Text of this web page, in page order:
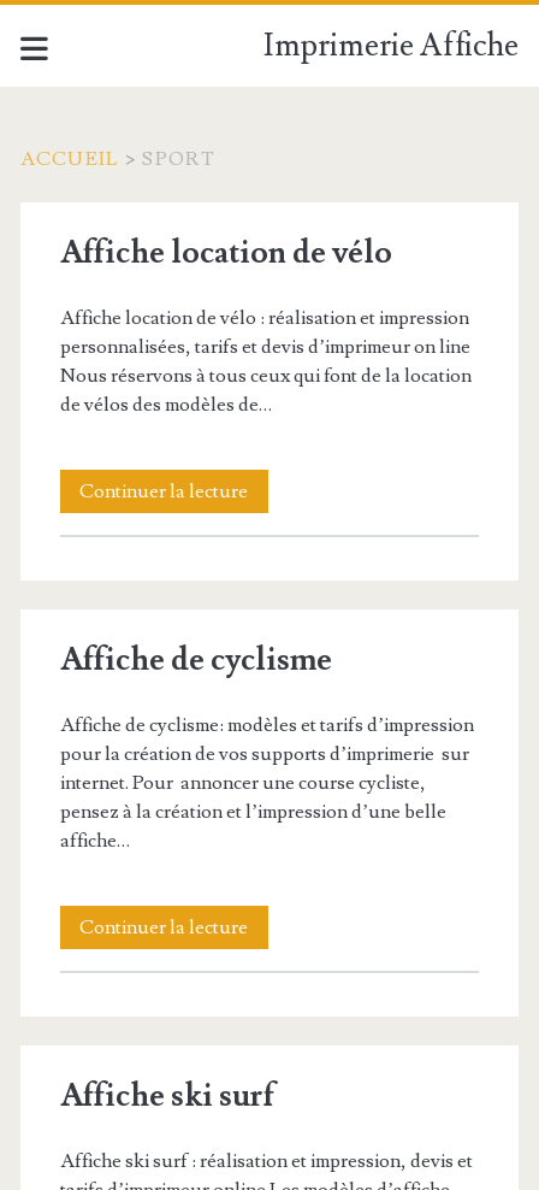
Imprimerie Affiche
ACCUEIL >SPORT
Catégorie :
Affiche location de vélo
Affiche location de vélo : réalisation et impression
personnalisées, tarifs et devis d’imprimeur on line
Nous réservons à tous ceux qui font de la location
de vélos des modèles de…
Continuer la lecture
location
Affiche de cyclisme
Affiche de cyclisme: modèles et tarifs d’impression
pour la création de vos supports d’imprimerie sur
internet. Pour annoncer une course cycliste,
pensez à la création et l’impression d’une belle
affiche…
Continuer la lecture
de
Affiche ski surf
Affiche ski surf : réalisation et impression, devis et